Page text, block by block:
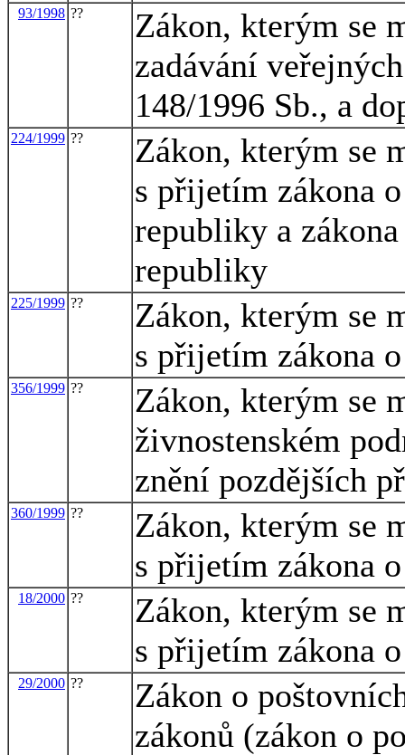
93/1998 ??
Zákon, kterým se
zadávání
148/1996 Sb., a
224/1999 ??
Zákon, kterým se
s přijetím zákona
republiky a
republiky
225/1999 ??
Zákon, kterým se
s přijetím zákona
356/1999 ??
Zákon, kterým se
živnostenském
znění pozdějších
360/1999 ??
Zákon, kterým se
s přijetím zákona
18/2000 ??
Zákon, kterým se
s přijetím zákona
29/2000 ??
Zákon o
zákonů (zákon o